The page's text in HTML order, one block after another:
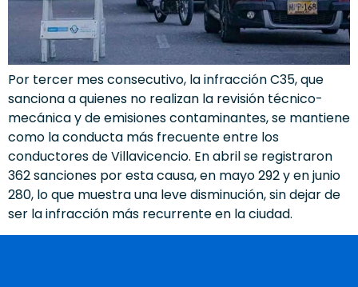
Por tercer mes consecutivo, la infracción C35, que
sanciona a quienes no realizan la revisión técnico-
mecánica y de emisiones contaminantes, se mantiene
como la conducta más frecuente entre los
conductores de Villavicencio. En abril se registraron
362 sanciones por esta causa, en mayo 292 y en junio
280, lo que muestra una leve disminución, sin dejar de
ser la infracción más recurrente en la ciudad.